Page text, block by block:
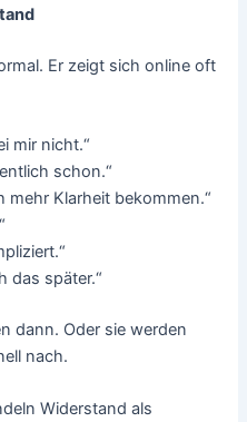
Er zeigt sich online oft
mir nicht.“
schon.“
mehr Klarheit bekommen.“
das später.“
dann. Oder sie werden
nach.
Widerstand als